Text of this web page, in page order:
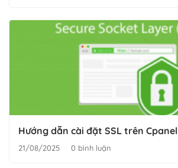
Hướng dẫn cài đặt SSL trên Cpanel
21/08/2025 0 bình luận